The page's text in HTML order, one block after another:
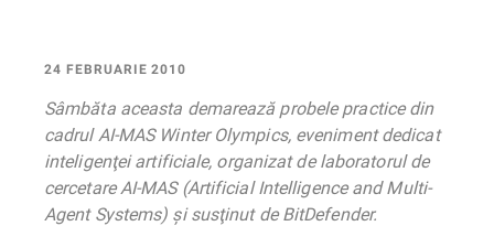
24 FEBRUARIE 2010
Sâmbăta aceasta demarează probele practice din
cadrul AI-MAS Winter Olympics, eveniment dedicat
inteligenţei artificiale, organizat de laboratorul de
cercetare AI-MAS (Artificial Intelligence and Multi-
Agent Systems) şi susţinut de BitDefender.